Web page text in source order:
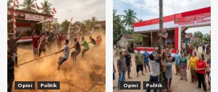
Opini Politik Opini Politik